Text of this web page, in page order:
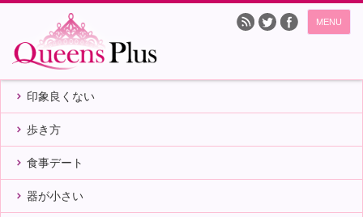
MENU
印象良くない
歩き方
食事デート
器が小さい